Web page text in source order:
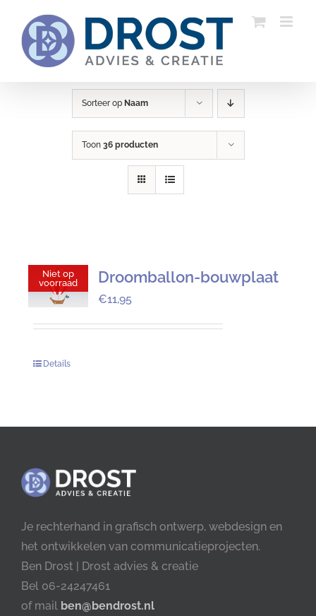
inhoud
Sorteer op Naam
Toon 36 producten
Niet op
voorraad
Droomballon-bouwplaat
€11,95
Details
Je rechterhand in grafisch ontwerp, webdesign en
het ontwikkelen van communicatieprojecten.
Ben Drost | Drost advies & creatie
Bel 06-24247461
of mail ben@bendrost.nl